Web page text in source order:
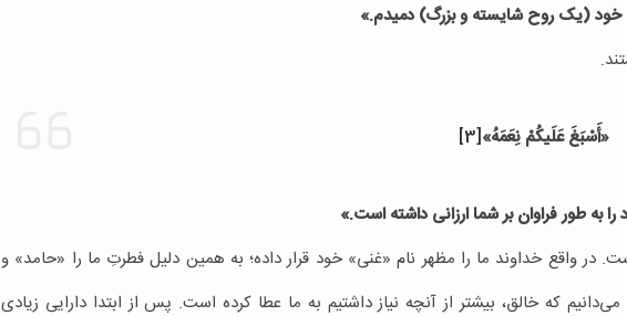
خود (یک روح شایسته و بزرگ) دمیدم.»
«أَسْبَغَ عَلَیكُمْ نِعَمَهُ»[3]
به طور فراوان بر شما ارزانی داشته است.»
در واقع خداوند ما را مظهر نام «غنی» خود قرار داده؛ به همین دلیل فطرتِ ما را «حامد» و
که خالق، بیشتر از آنچه نیاز داشتیم به ما عطا کرده است. پس از ابتدا دارایی زیادی